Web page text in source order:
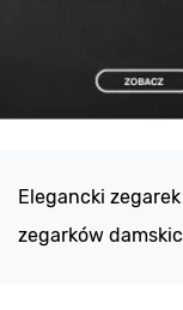
Elegancki
zegarków